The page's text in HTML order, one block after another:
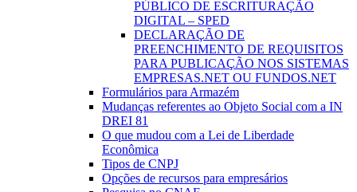
PÚBLICO DE ESCRITURAÇÃO
DIGITAL – SPED
DECLARAÇÃO DE
PREENCHIMENTO DE REQUISITOS
PARA PUBLICAÇÃO NOS SISTEMAS
EMPRESAS.NET OU FUNDOS.NET
Formulários para Armazém
Mudanças referentes ao Objeto Social com a IN
DREI 81
O que mudou com a Lei de Liberdade
Econômica
Tipos de CNPJ
Opções de recursos para empresários